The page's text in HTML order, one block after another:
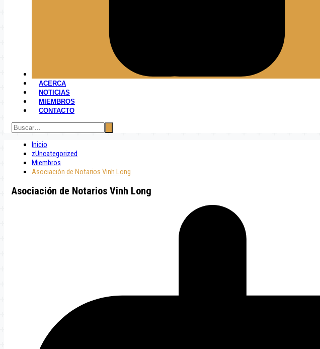
ACERCA
NOTICIAS
MIEMBROS
CONTACTO
Inicio
zUncategorized
Miembros
Asociación de Notarios Vinh Long
Asociación de Notarios Vinh Long